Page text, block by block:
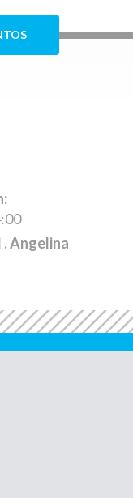
. Angelina